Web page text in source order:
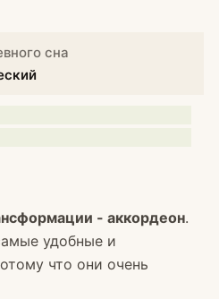
сна
- аккордеон.
удобные и
что они очень